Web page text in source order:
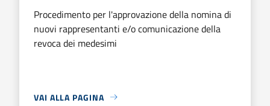
Procedimento per l'approvazione della nomina di
nuovi rappresentanti e/o comunicazione della
revoca dei medesimi
VAI ALLA PAGINA